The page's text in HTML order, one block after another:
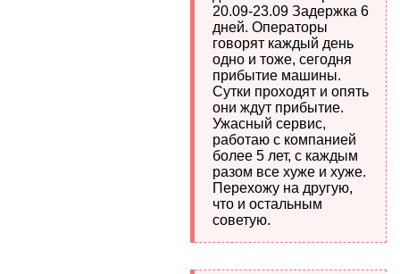
20.09-23.09 Задержка 6
дней. Операторы
говорят каждый день
одно и тоже, сегодня
прибытие машины.
Сутки проходят и опять
они ждут прибытие.
Ужасный сервис,
работаю с компанией
более 5 лет, с каждым
разом все хуже и хуже.
Перехожу на другую,
что и остальным
советую.